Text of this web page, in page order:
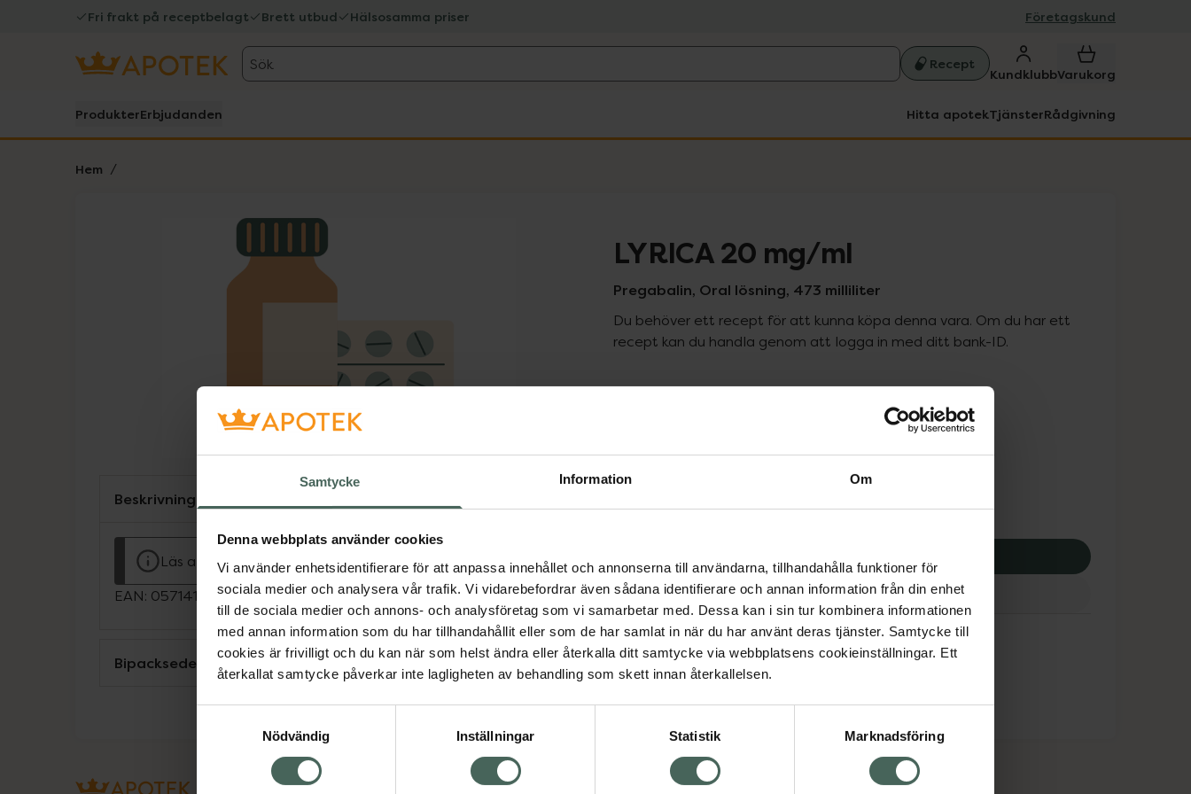
Samtycke Information Om
Denna webbplats använder cookies
Vi använder enhetsidentifierare för att anpassa innehållet och annonserna till användarna, tillhandahålla funktioner för
sociala medier och analysera vår trafik. Vi vidarebefordrar även sådana identifierare och annan information från din enhet
till de sociala medier och annons- och analysföretag som vi samarbetar med. Dessa kan i sin tur kombinera informationen
med annan information som du har tillhandahållit eller som de har samlat in när du har använt deras tjänster. Samtycke till
cookies är frivilligt och du kan när som helst ändra eller återkalla ditt samtycke via webbplatsens cookieinställningar. Ett
återkallat samtycke påverkar inte lagligheten av behandling som skett innan återkallelsen.
Nödvändig
Inställningar Statistik Marknadsföring
Fri frakt på receptbelagt Brett utbud Hälsosamma priser Företagskund
Sök Recept
KundklubbVarukorg
ProdukterErbjudanden Hitta apotekTjänsterRådgivning
Hem
Lista: . Innehåller 1 objekt. LYRICA 20 mg/ml
Pregabalin, Oral lösning, 473 milliliter
Du behöver ett recept för att kunna köpa denna vara. Om du har ett
recept kan du handla genom att logga in med ditt bank-ID.
Pris med recept
Högkostnadsskyddet gäller
890,81 kr
I apotek:890,81 kr
Köp via ditt recept
Fler produkter från Lyrica
Aktuella erbjudanden
Beskrivning
Läs alltid bipacksedeln innan användning.
EAN: 05714191001382
Bipacksedel från FASS Visa
Om recept och läkemedel